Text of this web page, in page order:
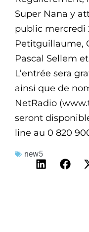
Super Nana y
public mercredi
Petitguillaume,
Pascal Sellem
L’entrée sera
ainsi que de
NetRadio
seront
line au 0 820
new5